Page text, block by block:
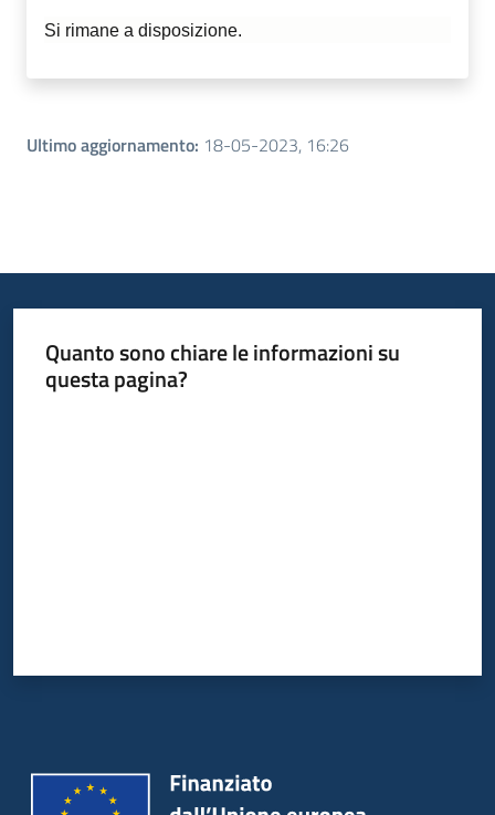
Si rimane a disposizione.
Ultimo aggiornamento: 18-05-2023, 16:26
Quanto sono chiare le informazioni su
questa pagina?